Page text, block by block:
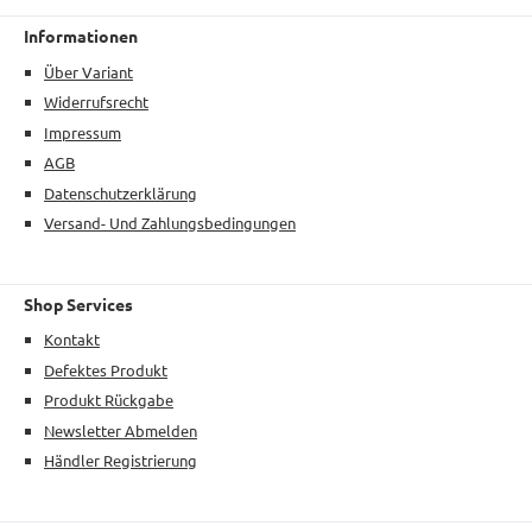
Informationen
Über Variant
Widerrufsrecht
Impressum
AGB
Datenschutzerklärung
Versand- Und Zahlungsbedingungen
Shop Services
Kontakt
Defektes Produkt
Produkt Rückgabe
Newsletter Abmelden
Händler Registrierung